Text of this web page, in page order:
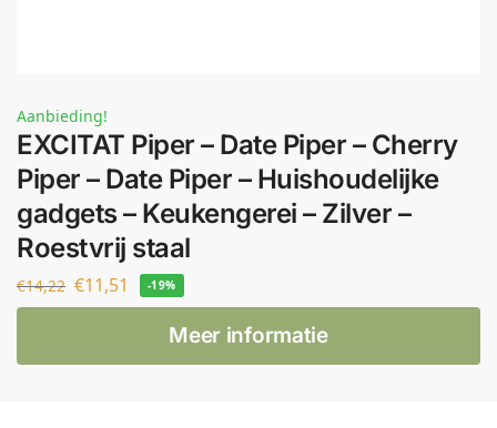
Aanbieding!
EXCITAT Piper – Date Piper – Cherry
Piper – Date Piper – Huishoudelijke
gadgets – Keukengerei – Zilver –
Roestvrij staal
€14,22 €11,51 -19%
Meer informatie